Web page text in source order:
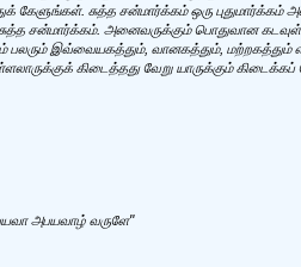
சுத்த சன்மார்க்கம் ஒரு புதுமார்க்கம்
சன்மார்க்கம். அனைவருக்கும் பொதுவான கடவுள்
பலரும் இவ்வையகத்தும், வானகத்தும், மற்றகத்தும்
கிடைத்தது வேறு யாருக்கும் கிடைக்கப்
அபயவாழ் வருளே"